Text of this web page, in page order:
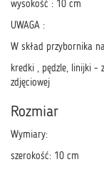
wysokość : 10 cm
UWAGA :
W skład przybornika
kredki , pędzle, linijki -
zdjęciowej
Rozmiar
Wymiary:
szerokość: 10 cm